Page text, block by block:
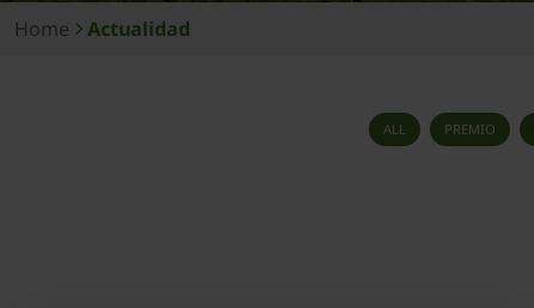
Home Actualidad
ALL PREMIO